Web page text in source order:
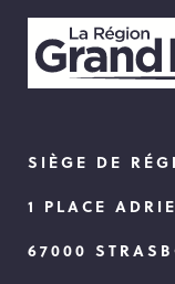
SIÈGE DE
1 PLACE
67000